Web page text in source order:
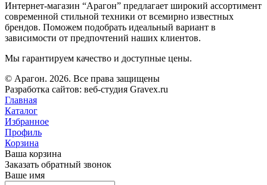
Интернет-магазин “Арагон” предлагает широкий ассортимент
современной стильной техники от всемирно известных
брендов. Поможем подобрать идеальный вариант в
зависимости от предпочтений наших клиентов.
Мы гарантируем качество и доступные цены.
© Арагон. 2026. Все права защищены
Разработка сайтов: веб-студия Gravex.ru
Главная
Каталог
Избранное
Профиль
Корзина
Ваша корзина
Заказать обратный звонок
Ваше имя